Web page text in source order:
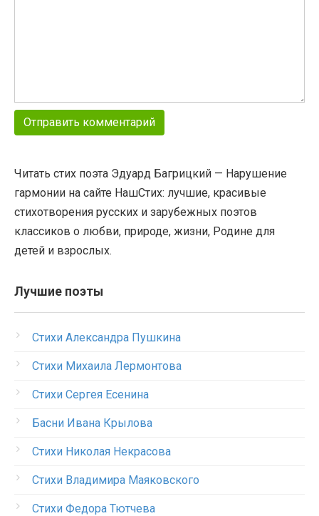
Читать стих поэта Эдуард Багрицкий — Нарушение
гармонии на сайте НашСтих: лучшие, красивые
стихотворения русских и зарубежных поэтов
классиков о любви, природе, жизни, Родине для
детей и взрослых.
Лучшие поэты
Стихи Александра Пушкина
Стихи Михаила Лермонтова
Стихи Сергея Есенина
Басни Ивана Крылова
Стихи Николая Некрасова
Стихи Владимира Маяковского
Стихи Федора Тютчева